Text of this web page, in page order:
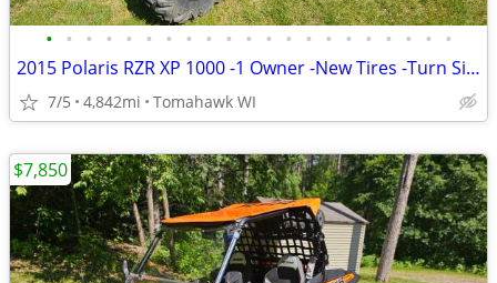
• • • • • • • • • • • • • • • • • • • • •
2015 Polaris RZR XP 1000 -1 Owner -New Tires -Turn Signal & Horn Kit
7/5 4,842mi Tomahawk WI
$7,850